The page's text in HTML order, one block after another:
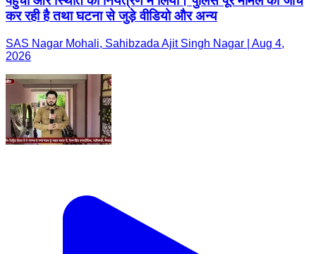
कर रही है तथा घटना से जुड़े वीडियो और अन्य
SAS Nagar Mohali, Sahibzada Ajit Singh Nagar | Aug 4,
2026